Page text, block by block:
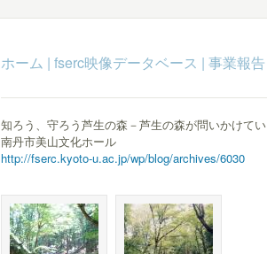
ホーム | fserc映像データベース | 事業報告
知ろう、守ろう芦生の森－芦生の森が問いかけて
南丹市美山文化ホール
http://fserc.kyoto-u.ac.jp/wp/blog/archives/6030